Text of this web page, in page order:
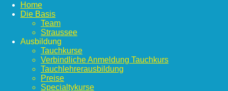
Home
Die Basis
Team
Straussee
Ausbildung
Tauchkurse
Verbindliche Anmeldung Tauchkurs
Tauchlehrerausbildung
Preise
Specialtykurse